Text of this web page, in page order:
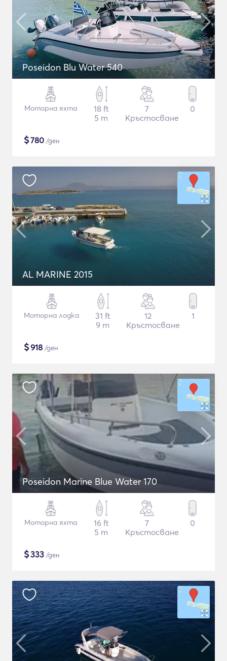
Poseidon Blu Water 540
Моторна яхта
18 ft
5 m
7
Кръстосване
0
$780 /ден
AL MARINE 2015
Моторна лодка
31 ft
9 m
12
Кръстосване
1
$918 /ден
Poseidon Marine Blue Water 170
Моторна яхта
16 ft
5 m
7
Кръстосване
0
$333 /ден